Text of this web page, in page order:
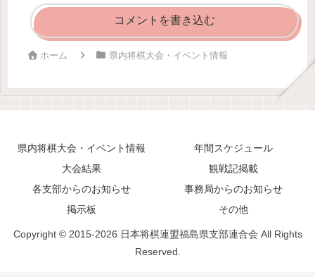
コメントを書き込む
ホーム 県内将棋大会・イベント情報
県内将棋大会・イベント情報
年間スケジュール
大会結果
観戦記掲載
各支部からのお知らせ
事務局からのお知らせ
掲示板
その他
Copyright © 2015-2026 日本将棋連盟福島県支部連合会 All Rights
Reserved.